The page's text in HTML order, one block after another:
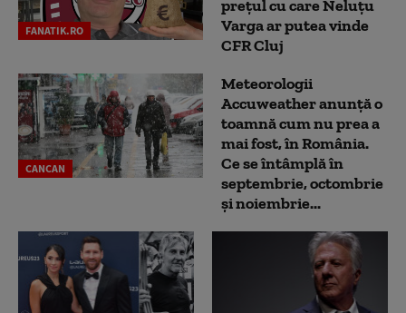
FANATIK.RO
prețul cu care Neluțu
Varga ar putea vinde
CFR Cluj
CANCAN
Meteorologii
Accuweather anunță o
toamnă cum nu prea a
mai fost, în România.
Ce se întâmplă în
septembrie, octombrie
și noiembrie...